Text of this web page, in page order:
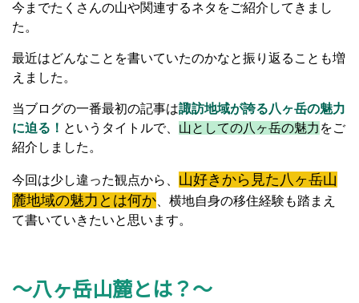
今までたくさんの山や関連するネタをご紹介してきまし
た。
最近はどんなことを書いていたのかなと振り返ることも増
えました。
当ブログの一番最初の記事は諏訪地域が誇る八ヶ岳の魅力
に迫る！ というタイトルで、 山としての八ヶ岳の魅力 をご
紹介しました。
今回は少し違った観点から、 山好きから見た八ヶ岳山
麓地域の魅力とは何か 、横地自身の移住経験も踏まえ
て書いていきたいと思います。
～八ヶ岳山麓とは？～